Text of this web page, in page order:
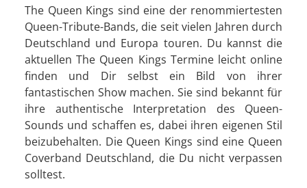
The Queen Kings sind eine der renommiertesten
Queen-Tribute-Bands, die seit vielen Jahren durch
Deutschland und Europa touren. Du kannst die
aktuellen The Queen Kings Termine leicht online
finden und Dir selbst ein Bild von ihrer
fantastischen Show machen. Sie sind bekannt für
ihre authentische Interpretation des Queen-
Sounds und schaffen es, dabei ihren eigenen Stil
beizubehalten. Die Queen Kings sind eine Queen
Coverband Deutschland, die Du nicht verpassen
solltest.